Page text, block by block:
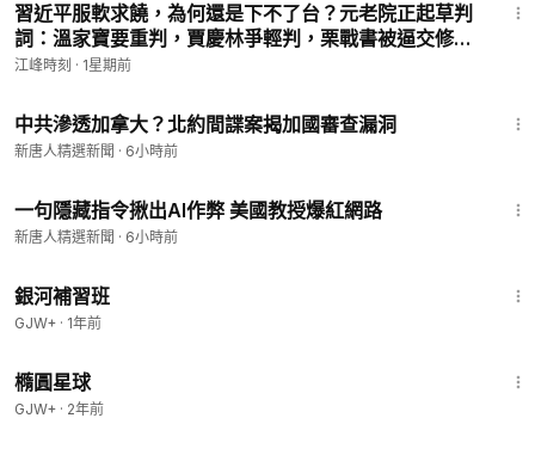
習近平服軟求饒，為何還是下不了台？元老院正起草判
詞：溫家寶要重判，賈慶林爭輕判，栗戰書被逼交修憲
材料【江峰視界20260725第445期】#中國時局
江峰時刻 · 1星期前
中共滲透加拿大？北約間諜案揭加國審查漏洞
新唐人精選新聞 · 6小時前
一句隱藏指令揪出AI作弊 美國教授爆紅網路
新唐人精選新聞 · 6小時前
銀河補習班
GJW+ · 1年前
橢圓星球
GJW+ · 2年前